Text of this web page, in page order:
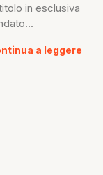
in esclusiva
a leggere